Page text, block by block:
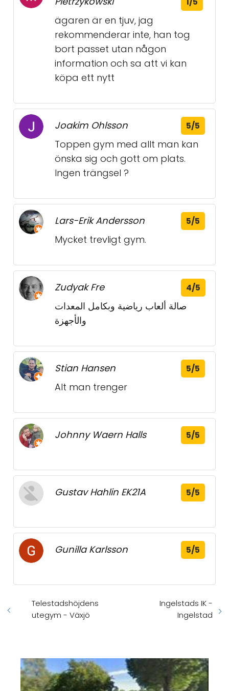
ägaren är en tjuv, jag
rekommenderar inte, han tog
bort passet utan någon
information och sa att vi kan
köpa ett nytt
Joakim Ohlsson 5/5
Toppen gym med allt man kan
önska sig och gott om plats.
Ingen trängsel ?
Lars-Erik Andersson 5/5
Mycket trevligt gym.
Zudyak Fre 4/5
صالة ألعاب رياضية وبكامل المعدات
والأجهزة
Stian Hansen 5/5
Alt man trenger
Johnny Waern Halls 5/5
Gustav Hahlin EK21A 5/5
Gunilla Karlsson 5/5
Telestadshöjdens
utegym - Växjö
Ingelstads IK -
Ingelstad